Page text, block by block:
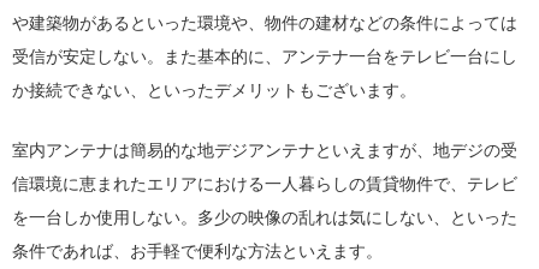
や建築物があるといった環境や、物件の建材などの条件によっては
受信が安定しない。また基本的に、アンテナ一台をテレビ一台にし
か接続できない、といったデメリットもございます。
室内アンテナは簡易的な地デジアンテナといえますが、地デジの受
信環境に恵まれたエリアにおける一人暮らしの賃貸物件で、テレビ
を一台しか使用しない。多少の映像の乱れは気にしない、といった
条件であれば、お手軽で便利な方法といえます。